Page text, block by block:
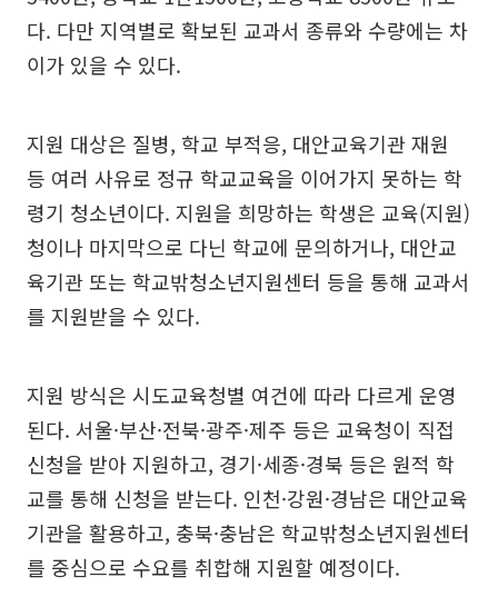
다. 다만 지역별로 확보된 교과서 종류와 수량에는 차
이가 있을 수 있다.
지원 대상은 질병, 학교 부적응, 대안교육기관 재원
등 여러 사유로 정규 학교교육을 이어가지 못하는 학
령기 청소년이다. 지원을 희망하는 학생은 교육(지원)
청이나 마지막으로 다닌 학교에 문의하거나, 대안교
육기관 또는 학교밖청소년지원센터 등을 통해 교과서
를 지원받을 수 있다.
지원 방식은 시도교육청별 여건에 따라 다르게 운영
된다. 서울·부산·전북·광주·제주 등은 교육청이 직접
신청을 받아 지원하고, 경기·세종·경북 등은 원적 학
교를 통해 신청을 받는다. 인천·강원·경남은 대안교육
기관을 활용하고, 충북·충남은 학교밖청소년지원센터
를 중심으로 수요를 취합해 지원할 예정이다.